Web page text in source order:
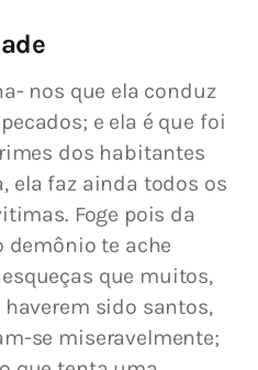
nos que ela conduz
e ela é que foi
dos habitantes
ela faz ainda todos os
Foge pois da
demônio te ache
que muitos,
sido santos,
se miseravelmente;